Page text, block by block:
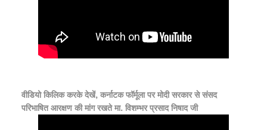
वीडियो किलिक करके देखें, कर्नाटक फॉर्मूला पर मोदी सरकार से संसद
परिभाषित आरक्षण की मांग रखते मा. विशम्भर प्रसाद निषाद जी